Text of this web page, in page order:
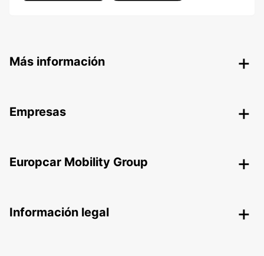
Más información
Empresas
Europcar Mobility Group
Información legal